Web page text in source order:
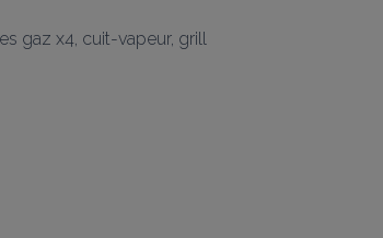
gaz x4, cuit-vapeur, grill